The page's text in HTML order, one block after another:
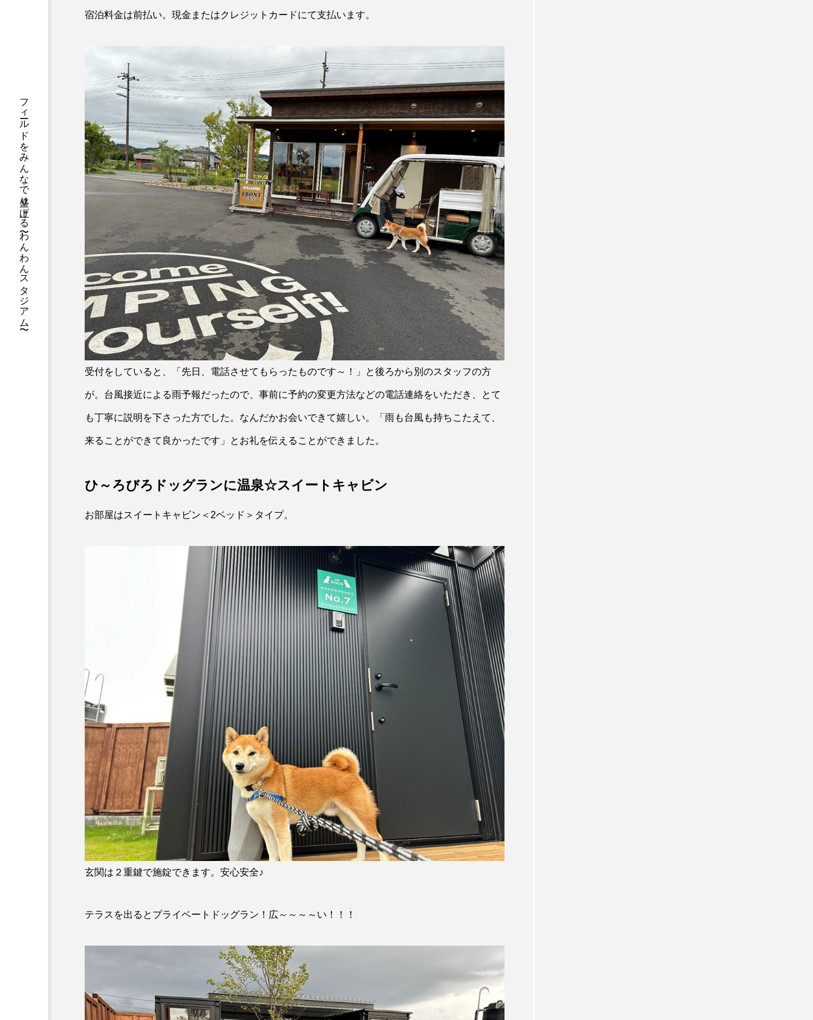
フィールドをみんなで盛り上げる 〜わんわんスタジアム〜
宿泊料金は前払い。現金またはクレジットカードにて支払います。
受付をしていると、「先日、電話させてもらったものです～！」と後ろから別のスタッフの方
が。台風接近による雨予報だったので、事前に予約の変更方法などの電話連絡をいただき、とて
も丁寧に説明を下さった方でした。なんだかお会いできて嬉しい。「雨も台風も持ちこたえて、
来ることができて良かったです」とお礼を伝えることができました。
ひ～ろびろドッグランに温泉☆スイートキャビン
お部屋はスイートキャビン＜2ベッド＞タイプ。
玄関は２重鍵で施錠できます。安心安全♪
テラスを出るとプライベートドッグラン！広～～～～い！！！